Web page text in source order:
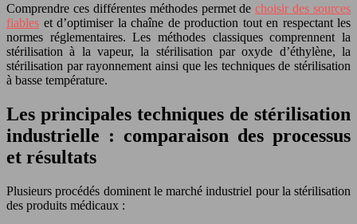
Comprendre ces différentes méthodes permet dechoisir des sources
fiables et d’optimiser la chaîne de production tout en respectant les
normes réglementaires. Les méthodes classiques comprennent la
stérilisation à la vapeur, la stérilisation par oxyde d’éthylène, la
stérilisation par rayonnement ainsi que les techniques de stérilisation
à basse température.
Les principales techniques de stérilisation
industrielle : comparaison des processus
et résultats
Plusieurs procédés dominent le marché industriel pour la stérilisation
des produits médicaux :